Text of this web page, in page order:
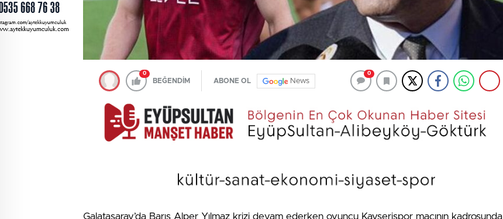
0
BEĞENDİM ABONE OL News
0
Galatasaray’da Barış Alper Yılmaz krizi devam ederken oyuncu Kayserispor maçının kadrosunda